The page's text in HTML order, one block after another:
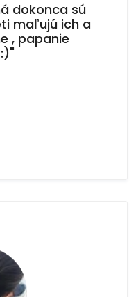
dokonca sú
maľujú ich a
, papanie